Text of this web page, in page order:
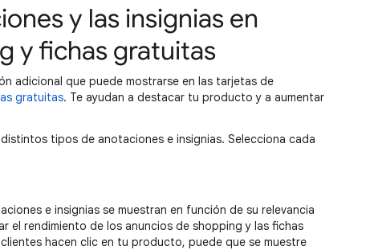
y las insignias en
y fichas gratuitas
adicional que puede mostrarse en las tarjetas de
gratuitas. Te ayudan a destacar tu producto y a aumentar
tipos de anotaciones e insignias. Selecciona cada
e insignias se muestran en función de su relevancia
el rendimiento de los anuncios de shopping y las fichas
hacen clic en tu producto, puede que se muestre